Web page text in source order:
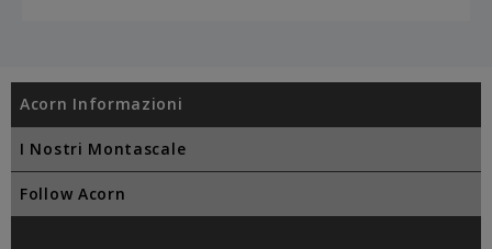
Acorn Informazioni
I Nostri Montascale
Follow Acorn